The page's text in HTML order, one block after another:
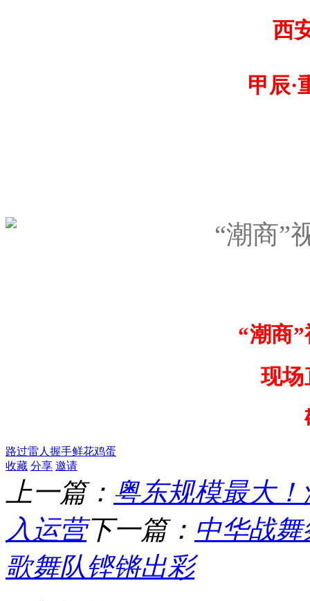
西
甲辰·
“潮商”
现场
路过雷人 握手鲜花鸡蛋
收藏 分享 邀请
上一篇： 粤东规模最大
入运营下一篇： 中华战
歌舞队铿锵出彩